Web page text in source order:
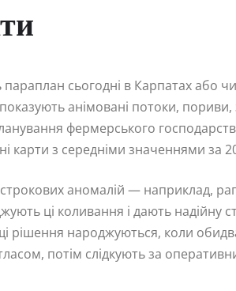
сьогодні в Карпатах або
анімовані потоки, пориви,
фермерського
карти з середніми значеннями за
аномалій — наприклад,
ці коливання і дають надійну
рішення народжуються, коли
потім слідкують за